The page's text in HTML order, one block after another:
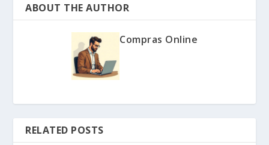
ABOUT THE AUTHOR
Compras Online
RELATED POSTS